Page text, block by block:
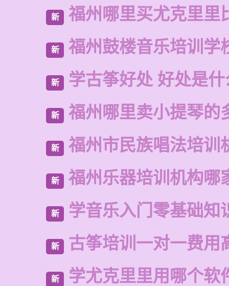
新 福州哪里买尤克里里
新 福州鼓楼音乐培训学
新 学古筝好处 好处是什
新 福州哪里卖小提琴的
新 福州市民族唱法培训
新 福州乐器培训机构哪
新 学音乐入门零基础知
新 古筝培训一对一费用
新 学尤克里里用哪个软